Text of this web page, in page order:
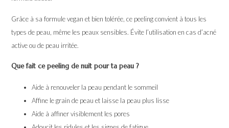
Grâce à sa formule vegan et bien tolérée, ce peeling convient à tous les
types de peau, même les peaux sensibles. Évite l’utilisation en cas d’acné
active ou de peau irritée.
Que fait ce peeling de nuit pour ta peau ?
Aide à renouveler la peau pendant le sommeil
Affine le grain de peau et laisse la peau plus lisse
Aide à affiner visiblement les pores